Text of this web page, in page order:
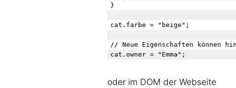
}
cat.farbe = "beige";
// Neue Eigenschaften können
oder im DOM der Webseite